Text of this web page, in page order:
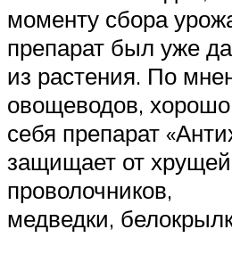
моменту сбора
препарат был уже
из растения. По
овощеводов,
себя препарат
защищает от
проволочников,
медведки,